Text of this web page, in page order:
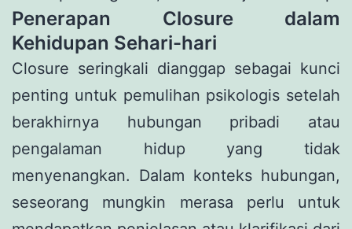
Penerapan Closure dalam
Kehidupan Sehari-hari
Closure seringkali dianggap sebagai kunci
penting untuk pemulihan psikologis setelah
berakhirnya hubungan pribadi atau
pengalaman hidup yang tidak
menyenangkan. Dalam konteks hubungan,
seseorang mungkin merasa perlu untuk